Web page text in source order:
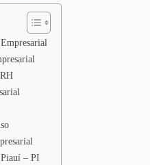
Piauí – PI